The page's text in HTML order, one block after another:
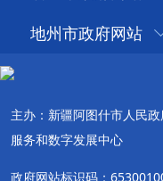
地州市政府网站
主办：新疆阿图什市人民
服务和数字发展中心
政府网站标识码：